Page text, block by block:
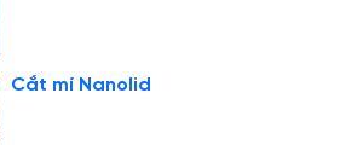
Cắt mí Nanolid